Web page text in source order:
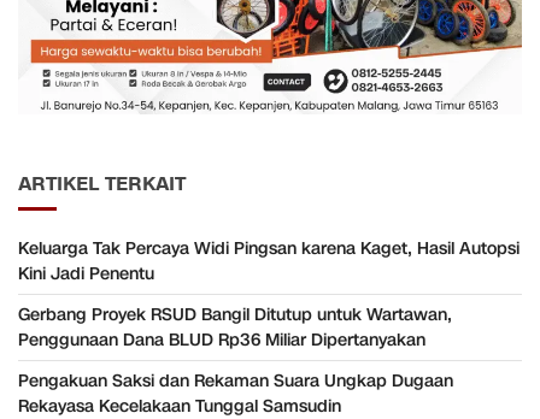
ARTIKEL TERKAIT
Keluarga Tak Percaya Widi Pingsan karena Kaget, Hasil Autopsi
Kini Jadi Penentu
Gerbang Proyek RSUD Bangil Ditutup untuk Wartawan,
Penggunaan Dana BLUD Rp36 Miliar Dipertanyakan
Pengakuan Saksi dan Rekaman Suara Ungkap Dugaan
Rekayasa Kecelakaan Tunggal Samsudin